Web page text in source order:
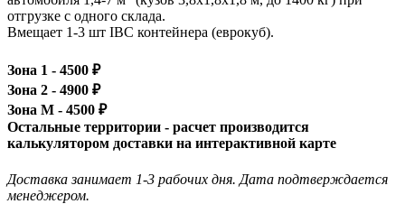
отгрузке с одного склада.
Вмещает 1-3 шт IBC контейнера (еврокуб).
Зона 1 - 4500 ₽
Зона 2 - 4900 ₽
Зона М - 4500 ₽
Остальные территории - расчет производится
калькулятором доставки на интерактивной карте
Доставка занимает 1-3 рабочих дня. Дата подтверждается
менеджером.